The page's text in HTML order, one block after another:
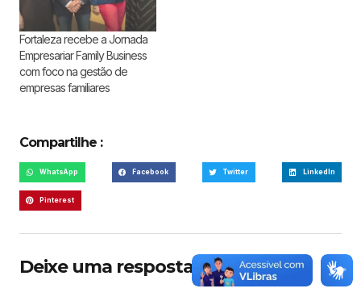
Fortaleza recebe a Jornada
Empresariar Family Business
com foco na gestão de
empresas familiares
Compartilhe :
WhatsApp Facebook Twitter LinkedIn
Pinterest
Deixe uma resposta